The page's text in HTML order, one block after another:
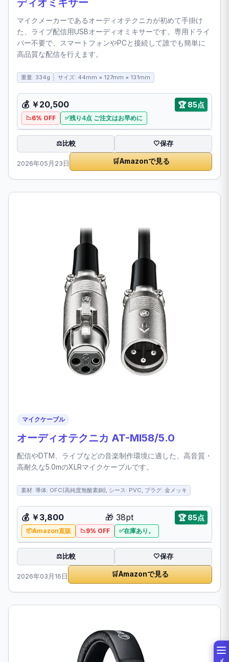
ディオミキサー
マイクメーカーであるオーディオテクニカが初めて手掛け
た、ライブ配信用USBオーディオミキサーです。専用ドライ
バー不要で、スマートフォンやPCと接続して誰でも簡単に
高品質な配信を行えます。
重量: 334g サイズ: 44mm × 127mm × 131mm
💰 ￥20,500 🏆 85点
6% OFF 残り4点 ご注文はお早めに
⚖️比較 🤍保存
2026年05月23日 🛒Amazonで見る
マイクケーブル
オーディオテクニカ AT-MI58/5.0
配信やDTM、ライブなどの音楽制作環境に適した、高音質・
高耐久な5.0mのXLRマイクケーブルです。
素材: 導体: OFC(高純度無酸素銅), シース: PVC, プラグ: 金メッキ
💰 ￥3,800 🎁 38pt 🏆 85点
Amazon直販 9% OFF 在庫あり。
⚖️比較 🤍保存
2026年03月16日 🛒Amazonで見る